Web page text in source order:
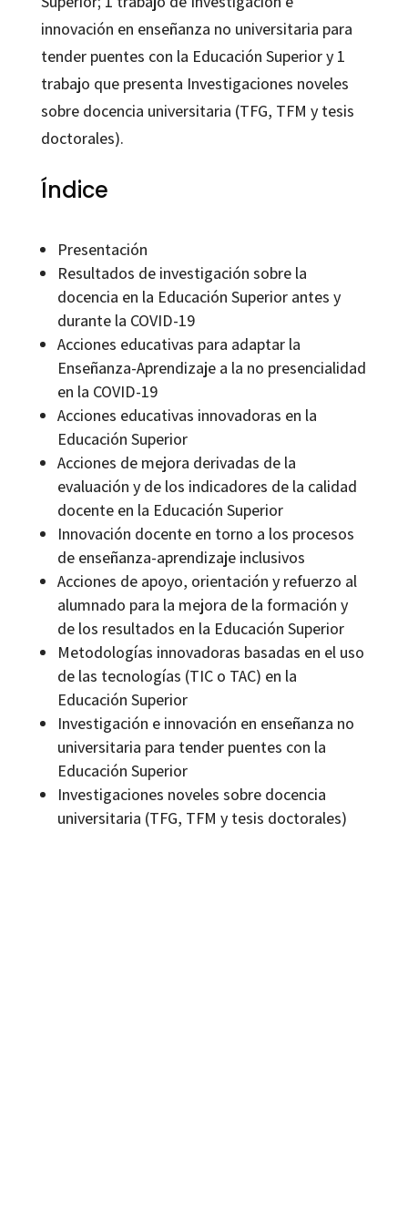
innovación en enseñanza no universitaria para
tender puentes con la Educación Superior y 1
trabajo que presenta Investigaciones noveles
sobre docencia universitaria (TFG, TFM y tesis
doctorales).
Índice
Presentación
Resultados de investigación sobre la
docencia en la Educación Superior antes y
durante la COVID-19
Acciones educativas para adaptar la
Enseñanza-Aprendizaje a la no presencialidad
en la COVID-19
Acciones educativas innovadoras en la
Educación Superior
Acciones de mejora derivadas de la
evaluación y de los indicadores de la calidad
docente en la Educación Superior
Innovación docente en torno a los procesos
de enseñanza-aprendizaje inclusivos
Acciones de apoyo, orientación y refuerzo al
alumnado para la mejora de la formación y
de los resultados en la Educación Superior
Metodologías innovadoras basadas en el uso
de las tecnologías (TIC o TAC) en la
Educación Superior
Investigación e innovación en enseñanza no
universitaria para tender puentes con la
Educación Superior
Investigaciones noveles sobre docencia
universitaria (TFG, TFM y tesis doctorales)